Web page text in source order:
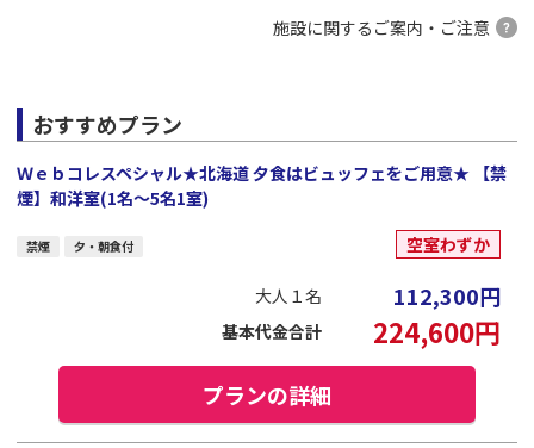
施設に関するご案内・ご注意
おすすめプラン
Ｗｅｂコレスペシャル★北海道 夕食はビュッフェをご用意★ 【禁
煙】和洋室(1名～5名1室)
禁煙 夕・朝食付 空室わずか
大人１名 112,300円
基本代金合計 224,600円
プランの詳細